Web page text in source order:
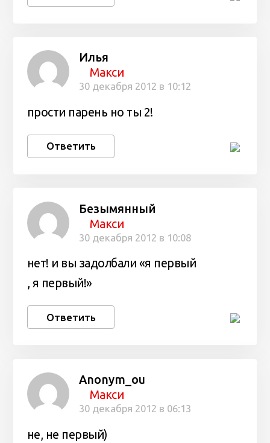
Илья
Макси
30 декабря 2012 в 10:12
прости парень но ты 2!
Ответить
Безымянный
Макси
30 декабря 2012 в 10:08
нет! и вы задолбали «я первый
, я первый!»
Ответить
Anonym_ou
Макси
30 декабря 2012 в 06:13
не, не первый)